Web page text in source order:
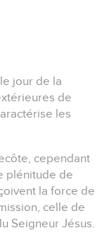
jour de la
de
les
cependant
plénitude de
la force de
celle de
Seigneur Jésus.